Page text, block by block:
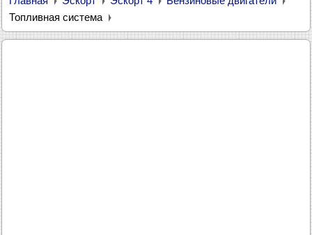
Топливная система